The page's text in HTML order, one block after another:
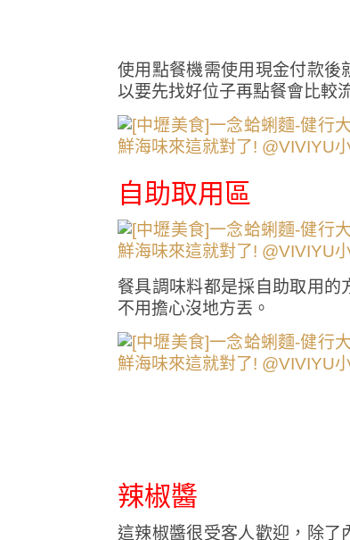
使用點餐機需使用現金付款
以要先找好位子再點餐會比較
自助取用區
餐具調味料都是採自助取用
不用擔心沒地方丟。
辣椒醬
這辣椒醬很受客人歡迎，除